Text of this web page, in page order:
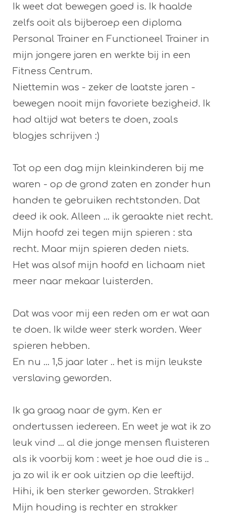
Ik weet dat bewegen goed is. Ik haalde
zelfs ooit als bijberoep een diploma
Personal Trainer en Functioneel Trainer in
mijn jongere jaren en werkte bij in een
Fitness Centrum.
Niettemin was - zeker de laatste jaren -
bewegen nooit mijn favoriete bezigheid. Ik
had altijd wat beters te doen, zoals
blogjes schrijven :)
Tot op een dag mijn kleinkinderen bij me
waren - op de grond zaten en zonder hun
handen te gebruiken rechtstonden. Dat
deed ik ook. Alleen ... ik geraakte niet recht.
Mijn hoofd zei tegen mijn spieren : sta
recht. Maar mijn spieren deden niets.
Het was alsof mijn hoofd en lichaam niet
meer naar mekaar luisterden.
Dat was voor mij een reden om er wat aan
te doen. Ik wilde weer sterk worden. Weer
spieren hebben.
En nu ... 1,5 jaar later .. het is mijn leukste
verslaving geworden.
Ik ga graag naar de gym. Ken er
ondertussen iedereen. En weet je wat ik zo
leuk vind ... al die jonge mensen fluisteren
als ik voorbij kom : weet je hoe oud die is ..
ja zo wil ik er ook uitzien op die leeftijd.
Hihi, ik ben sterker geworden. Strakker!
Mijn houding is rechter en strakker